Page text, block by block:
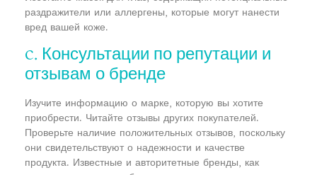
раздражители или аллергены, которые могут нанести
вред вашей коже.
c. Консультации по репутации и
отзывам о бренде
Изучите информацию о марке, которую вы хотите
приобрести. Читайте отзывы других покупателей.
Проверьте наличие положительных отзывов, поскольку
они свидетельствуют о надежности и качестве
продукта. Известные и авторитетные бренды, как